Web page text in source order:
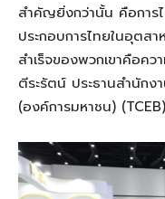
สำคัญยิ่งกว่านั้น คือการ
ประกอบการไทยในอุตสา
สำเร็จของพวกเขาคือค
ตีระรัตน์ ประธานสำนักง
(องค์การมหาชน)